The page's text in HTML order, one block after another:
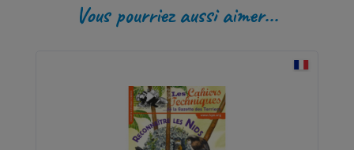
Vous pourriez aussi aimer...